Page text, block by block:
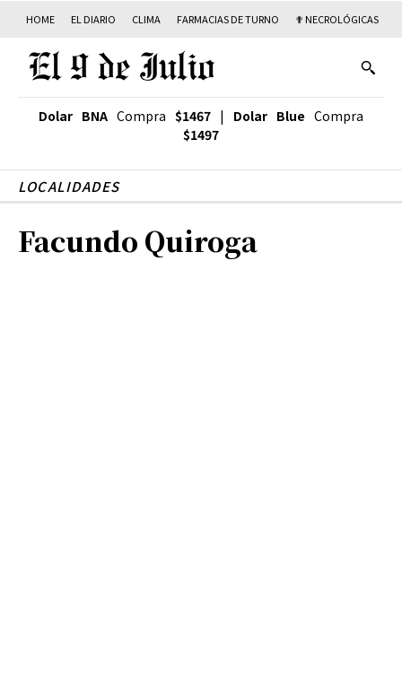
HOME EL DIARIO CLIMA FARMACIAS DE TURNO ✟ NECROLÓGICAS
Dolar BNA Compra $1467 | Dolar Blue Compra
$1497
LOCALIDADES
Facundo Quiroga